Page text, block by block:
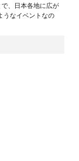
、日本各地に広が
うなイベントなの